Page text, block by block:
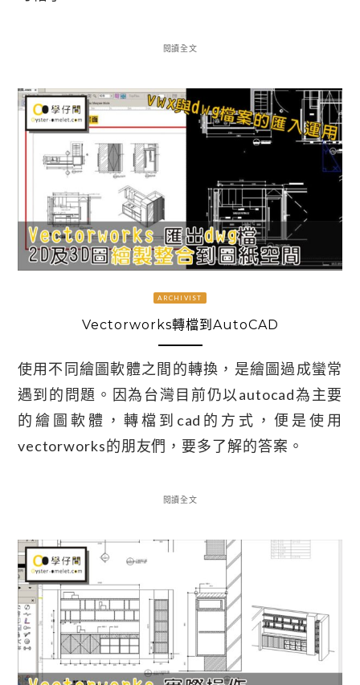
閱讀全文
ARCHIVIST
Vectorworks轉檔到AutoCAD
使用不同繪圖軟體之間的轉換，是繪圖過成蠻常
遇到的問題。因為台灣目前仍以autocad為主要
的繪圖軟體，轉檔到cad的方式，便是使用
vectorworks的朋友們，要多了解的答案。
閱讀全文